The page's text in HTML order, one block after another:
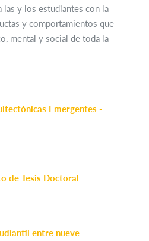
las y los estudiantes con la
y comportamientos que
mental y social de toda la
Emergentes -
de Tesis Doctoral
entre nueve